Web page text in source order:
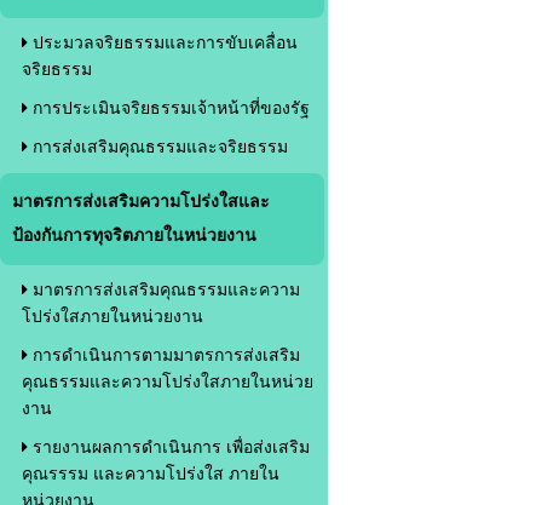
ประมวลจริยธรรมและการขับเคลื่อน
จริยธรรม
การประเมินจริยธรรมเจ้าหน้าที่ของรัฐ
การส่งเสริมคุณธรรมและจริยธรรม
มาตรการส่งเสริมความโปร่งใสและ
ป้องกันการทุจริตภายในหน่วยงาน
มาตรการส่งเสริมคุณธรรมและความ
โปร่งใสภายในหน่วยงาน
การดำเนินการตามมาตรการส่งเสริม
คุณธรรมและความโปร่งใสภายในหน่วย
งาน
รายงานผลการดำเนินการ เพื่อส่งเสริม
คุณรรรม และความโปร่งใส ภายใน
หน่วยงาน